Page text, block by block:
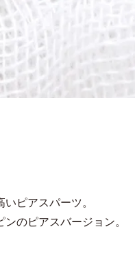
ピアスパーツ。
のピアスバージョン。